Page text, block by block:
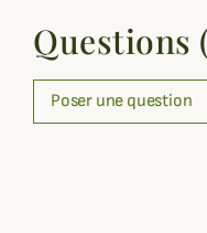
Questions
Poser une question